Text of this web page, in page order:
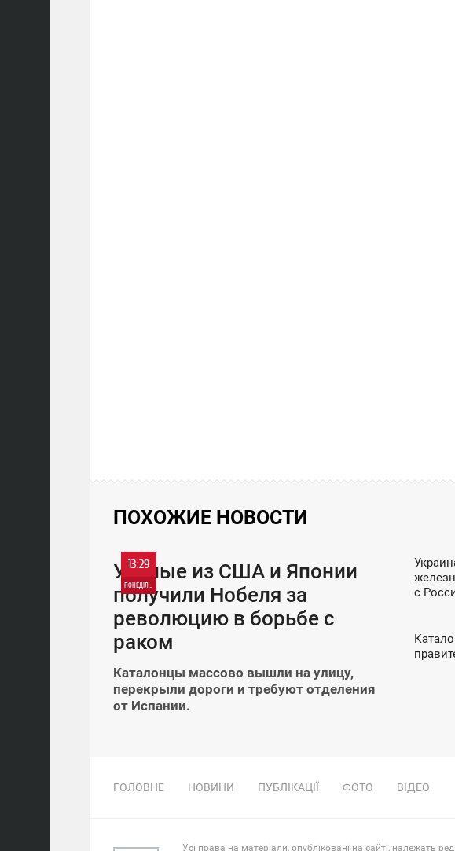
ПОХОЖИЕ НОВОСТИ
13:29
ПОНЕДІЛОК
Ученые из США и Японии
получили Нобеля за
революцию в борьбе с
раком
Каталонцы массово вышли на улицу,
перекрыли дороги и требуют отделения
от Испании.
с
ГОЛОВНЕ НОВИНИ ПУБЛІКАЦІЇ ФОТО ВІДЕО
Усі права на матеріали, опубліковані на сайті, належать